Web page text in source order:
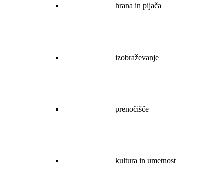
hrana in pijača
izobraževanje
prenočišče
kultura in umetnost